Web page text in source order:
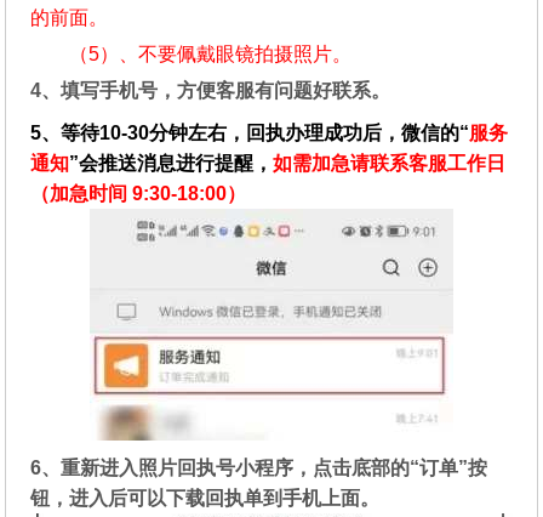
的前面。
（5）、不要佩戴眼镜拍摄照片。
4、填写手机号，方便客服有问题好联系。
5、等待10-30分钟左右，回执办理成功后，微信的“服务
通知”会推送消息进行提醒，如需加急请联系客服工作日
（加急时间 9:30-18:00）
6、重新进入照片回执号小程序，点击底部的“订单”按
钮，进入后可以下载回执单到手机上面。